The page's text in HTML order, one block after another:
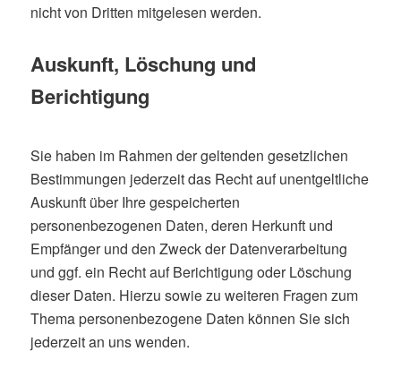
nicht von Dritten mitgelesen werden.
Auskunft, Löschung und
Berichtigung
Sie haben im Rahmen der geltenden gesetzlichen
Bestimmungen jederzeit das Recht auf unentgeltliche
Auskunft über Ihre gespeicherten
personenbezogenen Daten, deren Herkunft und
Empfänger und den Zweck der Datenverarbeitung
und ggf. ein Recht auf Berichtigung oder Löschung
dieser Daten. Hierzu sowie zu weiteren Fragen zum
Thema personenbezogene Daten können Sie sich
jederzeit an uns wenden.